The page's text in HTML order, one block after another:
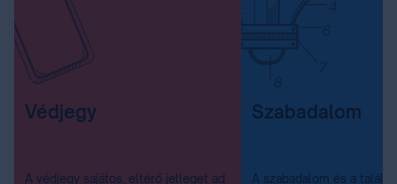
Védjegy
A védjegy sajátos, eltérő jelleget ad
Szabadalom
A szabadalom és a